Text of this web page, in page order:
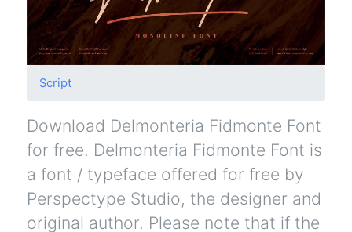
Script
Download Delmonteria Fidmonte Font
for free. Delmonteria Fidmonte Font is
a font / typeface offered for free by
Perspectype Studio, the designer and
original author. Please note that if the